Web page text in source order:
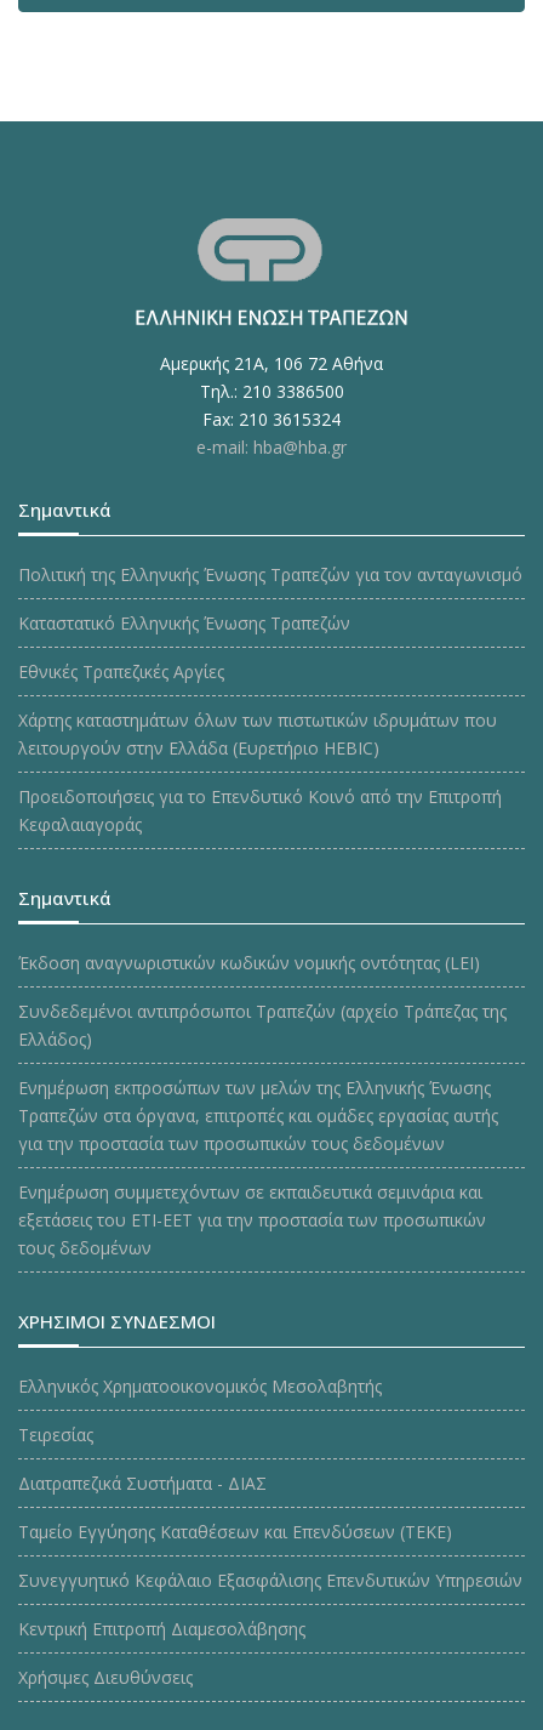
Αμερικής 21Α, 106 72 Αθήνα
Τηλ.: 210 3386500
Fax: 210 3615324
e-mail: hba@hba.gr
Σημαντικά
Πολιτική της Ελληνικής Ένωσης Τραπεζών για τον ανταγωνισμό
Καταστατικό Ελληνικής Ένωσης Τραπεζών
Εθνικές Τραπεζικές Αργίες
Χάρτης καταστημάτων όλων των πιστωτικών ιδρυμάτων που
λειτουργούν στην Ελλάδα (Ευρετήριο HEBIC)
Προειδοποιήσεις για το Επενδυτικό Κοινό από την Επιτροπή
Κεφαλαιαγοράς
Σημαντικά
Έκδοση αναγνωριστικών κωδικών νομικής οντότητας (LEI)
Συνδεδεμένοι αντιπρόσωποι Τραπεζών (αρχείο Τράπεζας της
Ελλάδος)
Ενημέρωση εκπροσώπων των μελών της Ελληνικής Ένωσης
Τραπεζών στα όργανα, επιτροπές και ομάδες εργασίας αυτής
για την προστασία των προσωπικών τους δεδομένων
Ενημέρωση συμμετεχόντων σε εκπαιδευτικά σεμινάρια και
εξετάσεις του ΕΤΙ-ΕΕΤ για την προστασία των προσωπικών
τους δεδομένων
ΧΡΗΣΙΜΟΙ ΣΥΝΔΕΣΜΟΙ
Ελληνικός Χρηματοοικονομικός Μεσολαβητής
Τειρεσίας
Διατραπεζικά Συστήματα - ΔΙΑΣ
Ταμείο Εγγύησης Καταθέσεων και Επενδύσεων (ΤΕΚE)
Συνεγγυητικό Κεφάλαιο Εξασφάλισης Επενδυτικών Υπηρεσιών
Κεντρική Επιτροπή Διαμεσολάβησης
Χρήσιμες Διευθύνσεις